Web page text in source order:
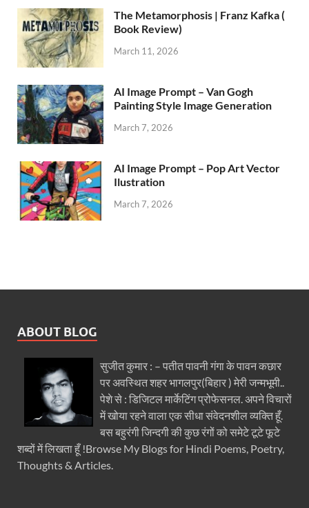
The Metamorphosis | Franz Kafka (
Book Review)
March 11, 2026
AI Image Prompt – Van Gogh
Painting Style Image Generation
March 7, 2026
AI Image Prompt – Pop Art Vector
Ilustration
March 7, 2026
ABOUT BLOG
सुजीत कुमार : – पतीत पावनी गंगा के पावन कछार
पर अवस्थित शहर भागलपुर(बिहार ) मेरी जन्मभूमी..
पेशे से : डिजिटल मार्केटिंग प्रोफेसनल. अपने विचारों
में खोया रहने वाला एक सीधा संवेदनशील व्यक्ति हूँ.
बस बहुरंगी जिन्दगी की कुछ रंगों को समेटे टूटे फूटे
शब्दों में लिखता हूँ !Browse My Blogs for Hindi Poems, Poetry,
Thoughts & Articles.